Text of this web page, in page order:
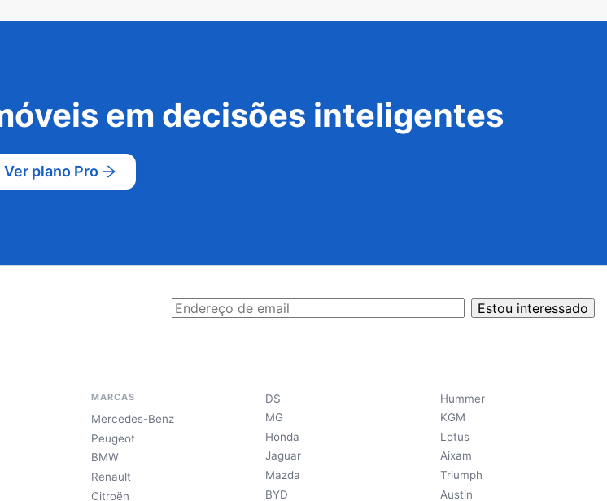
em decisões inteligentes
Ver plano Pro
Estou interessado
MARCAS
Mercedes-Benz
Peugeot
BMW
Renault
Citroën
DS
MG
Honda
Jaguar
Mazda
BYD
Hummer
KGM
Lotus
Aixam
Triumph
Austin